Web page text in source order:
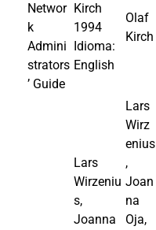
Networ
k
Admini
strators
’ Guide
Kirch
1994
Idioma:
English
Olaf
Kirch
Lars
Wirzeniu
s,
Joanna
Lars
Wirz
enius
,
Joan
na
Oja,